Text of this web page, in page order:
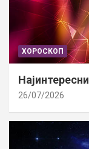
ХОРОСКОП
26/07/2026